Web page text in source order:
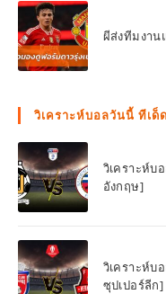
ผีส่งทีมงาน
วิเคราะห์บอลวันนี้ ทีเด็
วิเคราะห์บ
อังกฤษ]
วิเคราะห์บ
ซุปเปอร์ลีก]